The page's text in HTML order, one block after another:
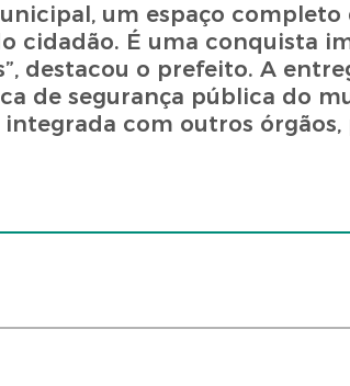
um espaço completo
cidadão. É uma conquista
destacou o prefeito. A
de segurança pública do
com outros